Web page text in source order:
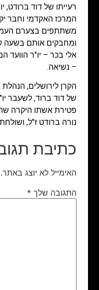
רעייתו של דוד ברודט,
המרכז האקדמי וחבר
משתתפים בצערם
ומחבקים אותם בשעה
אלי בכר – יו"ר הוועד
– נשיאה.
הקרן לירושלים,
של דוד ברוד, לשעבר
פטירת אשתו היקרה
נורה ברודט ז"ל,
כתיבת
האימייל לא יוצג באתר.
התגובה שלך *